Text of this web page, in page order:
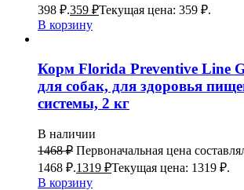
398 ₽.359 ₽Текущая цена: 359 ₽.
В корзину
Корм Florida Preventive Line
для собак, для здоровья
системы, 2 кг
В наличии
1468₽ Первоначальная цена
1468 ₽.1319 ₽Текущая цена: 1319 ₽.
В корзину